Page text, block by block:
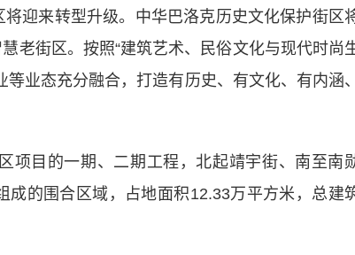
来转型升级。中华巴洛克历史文化保护街区
老街区。按照“建筑艺术、民俗文化与现代时尚
业态充分融合，打造有历史、有文化、有内涵
目的一期、二期工程，北起靖宇街、南至南
的围合区域，占地面积12.33万平方米，总建